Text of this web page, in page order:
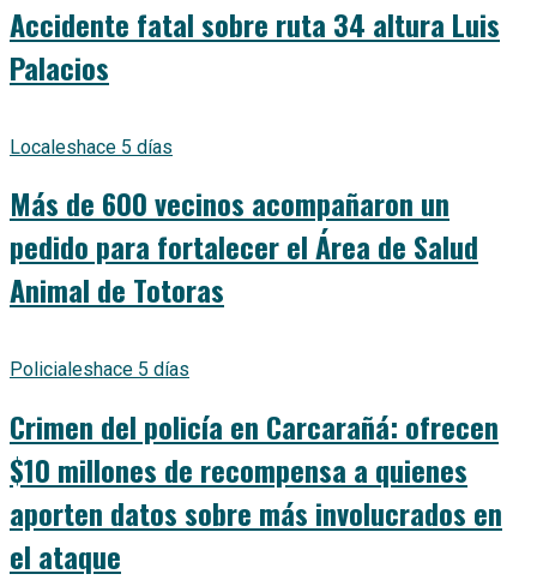
Accidente fatal sobre ruta 34 altura Luis
Palacios
Localeshace 5 días
Más de 600 vecinos acompañaron un
pedido para fortalecer el Área de Salud
Animal de Totoras
Policialeshace 5 días
Crimen del policía en Carcarañá: ofrecen
$10 millones de recompensa a quienes
aporten datos sobre más involucrados en
el ataque